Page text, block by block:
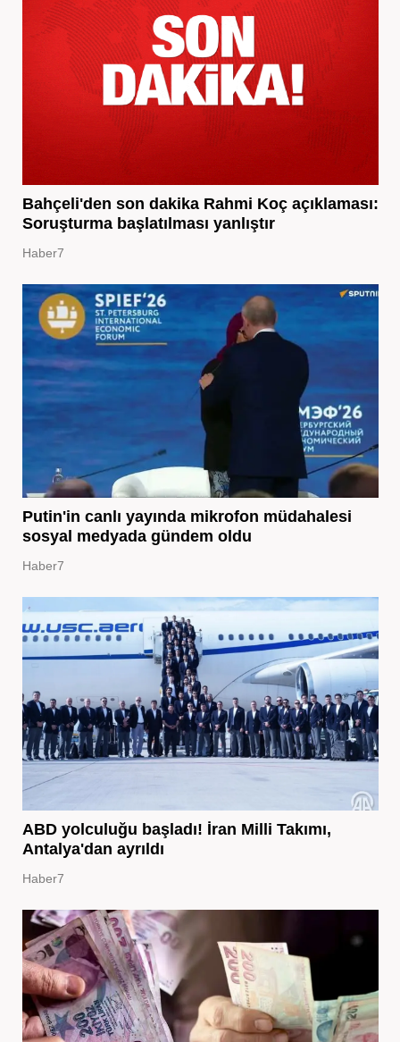
Bahçeli'den son dakika Rahmi Koç açıklaması:
Soruşturma başlatılması yanlıştır
Haber7
Putin'in canlı yayında mikrofon müdahalesi
sosyal medyada gündem oldu
Haber7
ABD yolculuğu başladı! İran Milli Takımı,
Antalya'dan ayrıldı
Haber7